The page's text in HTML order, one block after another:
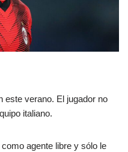
este verano. El jugador no
italiano.
agente libre y sólo le